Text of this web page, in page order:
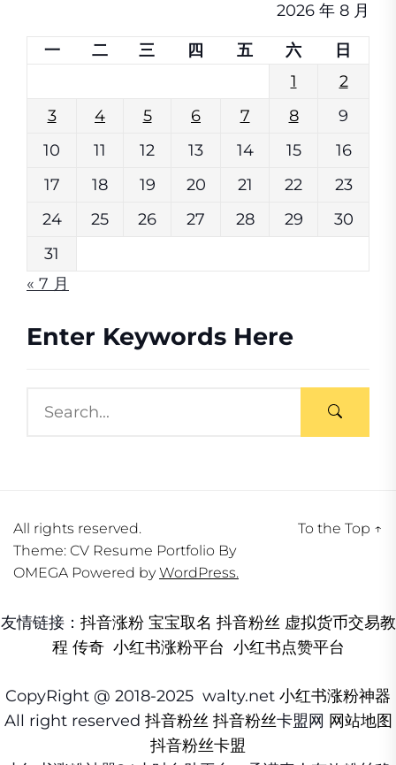
2026 年 8 月
一 二 三 四 五 六
日
1
2
3
4 5 6 7 8
9
10
11 12 13 14 15
16
17
18 19 20 21 22
23
24
25 26 27 28 29
30
31
« 7 月
Enter Keywords Here
All rights reserved.
Theme: CV Resume Portfolio By
OMEGA Powered byWordPress.
To the Top ↑
友情链接： 抖音涨粉 宝宝取名 抖音粉丝 虚拟货币交易教
程 传奇 小红书涨粉平台 小红书点赞平台
CopyRight @ 2018-2025 walty.net 小红书涨粉神器
All right reserved 抖音粉丝 抖音粉丝卡盟网 网站地图
抖音粉丝卡盟